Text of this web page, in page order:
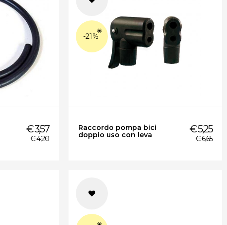
€ 3,57
€ 4,20
-21%
Raccordo pompa bici
doppio uso con leva
€ 5,25
€ 6,65